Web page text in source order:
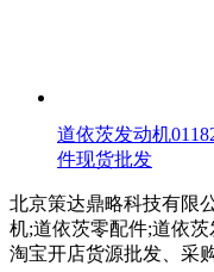
道依茨发动机
件现货批发
北京策达鼎略科技有限
机;道依茨零配件;道依
淘宝开店货源批发、采